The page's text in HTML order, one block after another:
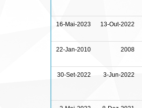
16-Mai-2023 13-Out-2022
22-Jan-2010 2008
30-Set-2022 3-Jun-2022